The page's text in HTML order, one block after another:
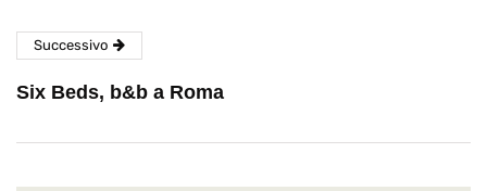
Successivo
Six Beds, b&b a Roma